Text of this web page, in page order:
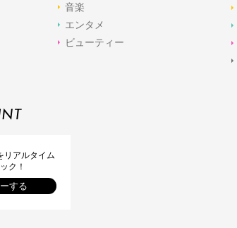
音楽
エンタメ
ビューティー
リアルタイム
ク！
する